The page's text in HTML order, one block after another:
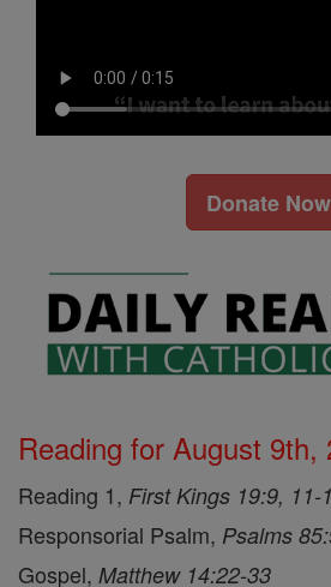
Donate Now
Reading for August 9th,
Reading 1, First Kings 19:9, 11-
Responsorial Psalm, Psalms
Gospel, Matthew 14:22-33